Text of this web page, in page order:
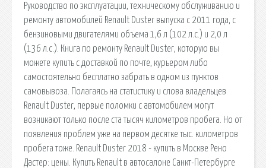
Руководство по эксплуатации, техническому обслуживанию и
ремонту автомобилей Renault Duster выпуска с 2011 года, с
бензиновыми двигателями объема 1,6 л (102 л.с.) и 2,0 л
(136 л.с.). Книга по ремонту Renault Duster, которую вы
можете купить с доставкой по почте, курьером либо
самостоятельно бесплатно забрать в одном из пунктов
самовывоза. Полагаясь на статистику и слова владельцев
Renault Duster, первые поломки с автомобилем могут
возникают только после ста тысяч километров пробега. Но от
появления проблем уже на первом десятке тыс. километров
пробега тоже. Renault Duster 2018 - купить в Москве Рено
Дастер: цены. Купить Renault в автосалоне Санкт-Петербурге